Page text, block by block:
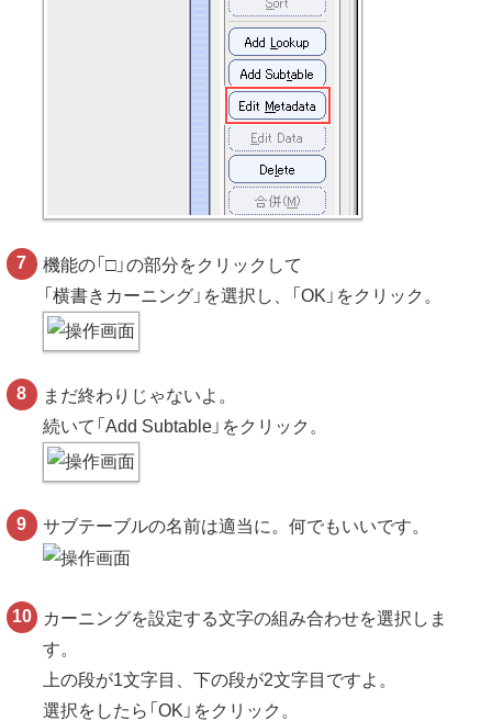
機能の「□」の部分をクリックして
「横書きカーニング」を選択し、「OK」をクリック。
まだ終わりじゃないよ。
続いて「Add Subtable」をクリック。
サブテーブルの名前は適当に。何でもいいです。
カーニングを設定する文字の組み合わせを選択しま
す。
上の段が1文字目、下の段が2文字目ですよ。
選択をしたら「OK」をクリック。